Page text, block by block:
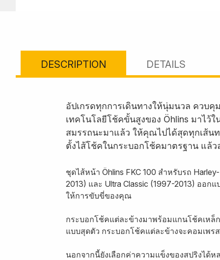
DESCRIPTION DETAILS
อัปเกรดทุกการเดินทางให้นุ่มนวล ควบคุ
เทคโนโลยีโช้คขั้นสูงของ Öhlins มาไว้
สมรรถนะมาแล้ว ให้คุณไปได้สุดทุกเส้น
ตั้งไส้โช้คในกระบอกโช้คมาตรฐาน แล้ว
ชุดไส้หน้า Öhlins FKC 100 สำหรับรถ
2013) และ Ultra Classic (1997-2013) ออ
ให้การขับขี่ของคุณ
กระบอกโช้คแต่ละข้างมาพร้อมแกนโช้คเหล็
แบบสุดตัว กระบอกโช้คแต่ละข้างจะคอมเพ
นอกจากนี้ยังเลือกค่าความแข็งของสปริงได้